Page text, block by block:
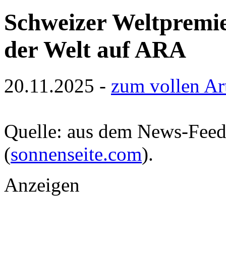
Schweizer
der Welt auf ARA
20.11.2025 - zum vollen
Quelle: aus dem News-
(sonnenseite.com).
Anzeigen